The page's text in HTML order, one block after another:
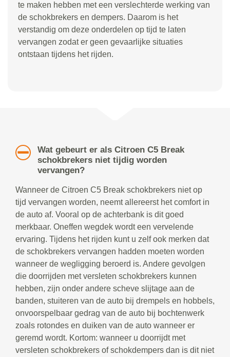
te maken hebben met een verslechterde werking van
de schokbrekers en dempers. Daarom is het
verstandig om deze onderdelen op tijd te laten
vervangen zodat er geen gevaarlijke situaties
ontstaan tijdens het rijden.
Wat gebeurt er als Citroen C5 Break
schokbrekers niet tijdig worden
vervangen?
Wanneer de Citroen C5 Break schokbrekers niet op
tijd vervangen worden, neemt allereerst het comfort in
de auto af. Vooral op de achterbank is dit goed
merkbaar. Oneffen wegdek wordt een vervelende
ervaring. Tijdens het rijden kunt u zelf ook merken dat
de schokbrekers vervangen hadden moeten worden
wanneer de wegligging beroerd is. Andere gevolgen
die doorrijden met versleten schokbrekers kunnen
hebben, zijn onder andere scheve slijtage aan de
banden, stuiteren van de auto bij drempels en hobbels,
onvoorspelbaar gedrag van de auto bij bochtenwerk
zoals rotondes en duiken van de auto wanneer er
geremd wordt. Kortom: wanneer u doorrijdt met
versleten schokbrekers of schokdempers dan is dit niet